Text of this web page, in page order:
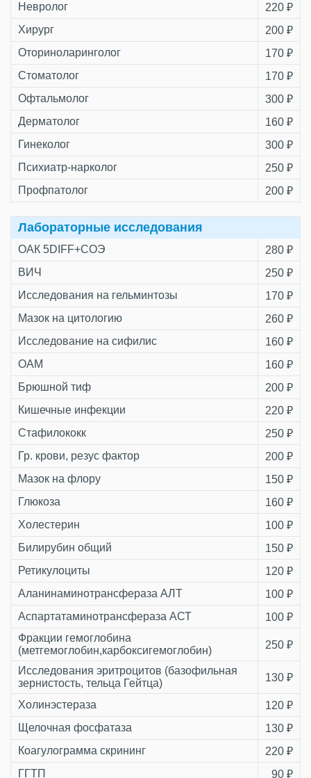
Невролог
220 ₽
Хирург
200 ₽
Оториноларинголог
170 ₽
Стоматолог
170 ₽
Офтальмолог
300 ₽
Дерматолог
160 ₽
Гинеколог
300 ₽
Психиатр-нарколог
250 ₽
Профпатолог
200 ₽
Лабораторные исследования
ОАК 5DIFF+СОЭ
280 ₽
ВИЧ
250 ₽
Исследования на гельминтозы
170 ₽
Мазок на цитологию
260 ₽
Исследование на сифилис
160 ₽
ОАМ
160 ₽
Брюшной тиф
200 ₽
Кишечные инфекции
220 ₽
Стафилококк
250 ₽
Гр. крови, резус фактор
200 ₽
Мазок на флору
150 ₽
Глюкоза
160 ₽
Холестерин
100 ₽
Билирубин общий
150 ₽
Ретикулоциты
120 ₽
Аланинаминотрансфераза АЛТ
100 ₽
Аспартатаминотрансфераза АСТ
100 ₽
Фракции гемоглобина
(метгемоглобин,карбоксигемоглобин)
250 ₽
Исследования эритроцитов (базофильная
зернистость, тельца Гейтца)
130 ₽
Холинэстераза
120 ₽
Щелочная фосфатаза
130 ₽
Коагулограмма скрининг
220 ₽
ГГТП
90 ₽